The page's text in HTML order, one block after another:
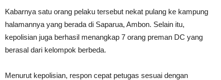
Kabarnya satu orang pelaku tersebut nekat pulang ke kampung
halamannya yang berada di Saparua, Ambon. Selain itu,
kepolisian juga berhasil menangkap 7 orang preman DC yang
berasal dari kelompok berbeda.
Menurut kepolisian, respon cepat petugas sesuai dengan